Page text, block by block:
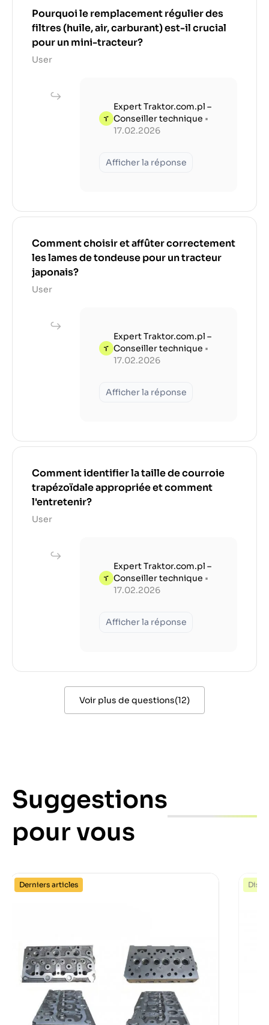
Pourquoi le remplacement régulier des
filtres (huile, air, carburant) est-il crucial
pour un mini-tracteur?
User
Expert Traktor.com.pl –
Conseiller technique •
17.02.2026
Afficher la réponse
Comment choisir et affûter correctement
les lames de tondeuse pour un tracteur
japonais?
User
Expert Traktor.com.pl –
Conseiller technique •
17.02.2026
Afficher la réponse
Comment identifier la taille de courroie
trapézoïdale appropriée et comment
l'entretenir?
User
Expert Traktor.com.pl –
Conseiller technique •
17.02.2026
Afficher la réponse
Voir plus de questions(12)
Suggestions
pour vous
Derniers articles